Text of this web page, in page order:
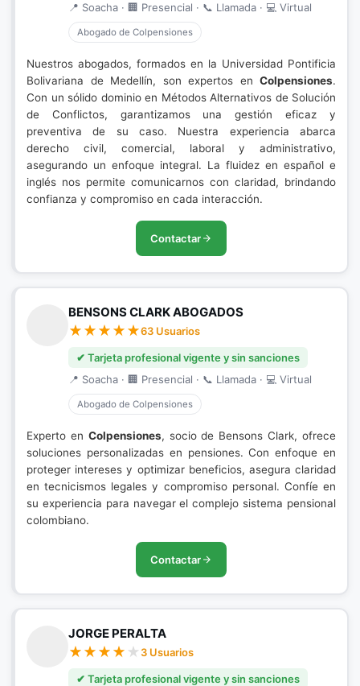
📍 Soacha · 🏢 Presencial · 📞 Llamada · 💻 Virtual
Abogado de Colpensiones
Nuestros abogados, formados en la Universidad Pontificia
Bolivariana de Medellín, son expertos en Colpensiones.
Con un sólido dominio en Métodos Alternativos de Solución
de Conflictos, garantizamos una gestión eficaz y
preventiva de su caso. Nuestra experiencia abarca
derecho civil, comercial, laboral y administrativo,
asegurando un enfoque integral. La fluidez en español e
inglés nos permite comunicarnos con claridad, brindando
confianza y compromiso en cada interacción.
Contactar
BENSONS CLARK ABOGADOS
63 Usuarios
✔ Tarjeta profesional vigente y sin sanciones
📍 Soacha · 🏢 Presencial · 📞 Llamada · 💻 Virtual
Abogado de Colpensiones
Experto en Colpensiones, socio de Bensons Clark, ofrece
soluciones personalizadas en pensiones. Con enfoque en
proteger intereses y optimizar beneficios, asegura claridad
en tecnicismos legales y compromiso personal. Confíe en
su experiencia para navegar el complejo sistema pensional
colombiano.
Contactar
JORGE PERALTA
3 Usuarios
✔ Tarjeta profesional vigente y sin sanciones